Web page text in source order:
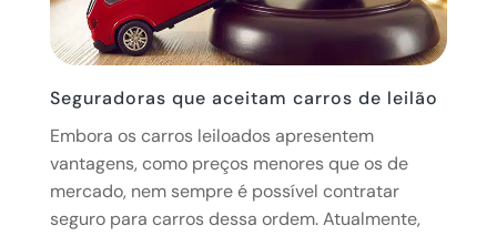
Seguradoras que aceitam carros de leilão
Embora os carros leiloados apresentem
vantagens, como preços menores que os de
mercado, nem sempre é possível contratar
seguro para carros dessa ordem. Atualmente,